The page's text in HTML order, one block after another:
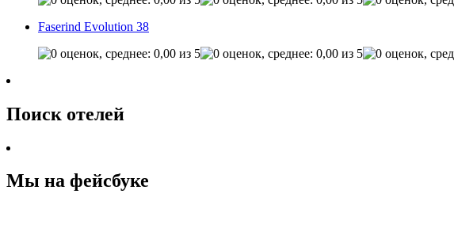
Faserind Evolution 38
Поиск отелей
Мы на фейсбуке